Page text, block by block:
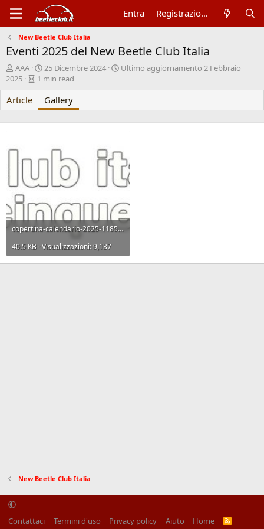
Entra Registrazione
New Beetle Club Italia
Eventi 2025 del New Beetle Club Italia
A
u
o
r
e
AAA
P
u
l
i
s
t
25 Dicembre 2024 Ultimo aggiornamento 2 Febbraio
2025
A
i
c
e
a
d
i
m
e
1 min read
Article Gallery
copertina-calendario-2025-1185x840.jpg
40.5 KB · Visualizzazioni: 9,137
New Beetle Club Italia
Contattaci Termini d'uso Privacy policy Aiuto Home
R